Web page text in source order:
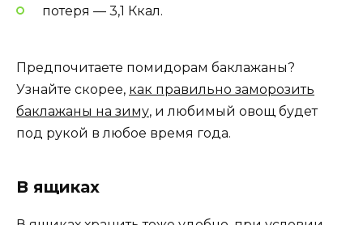
потеря — 3,1 Ккал.
Предпочитаете помидорам баклажаны?
Узнайте скорее, как правильно заморозить
баклажаны на зиму, и любимый овощ будет
под рукой в любое время года.
В ящиках